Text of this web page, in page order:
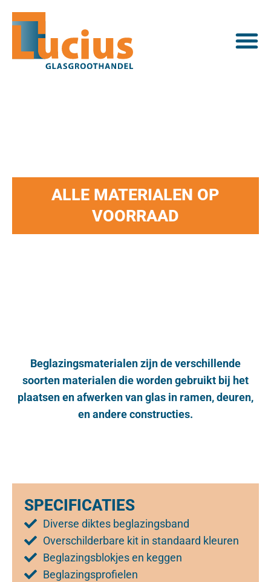
ALLE MATERIALEN OP
VOORRAAD
Beglazingsmaterialen zijn de verschillende
soorten materialen die worden gebruikt bij het
plaatsen en afwerken van glas in ramen, deuren,
en andere constructies.
SPECIFICATIES
Diverse diktes beglazingsband
Overschilderbare kit in standaard kleuren
Beglazingsblokjes en keggen
Beglazingsprofielen